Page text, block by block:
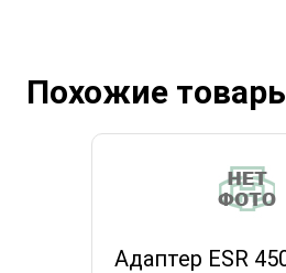
Похожие
Адаптер ESR